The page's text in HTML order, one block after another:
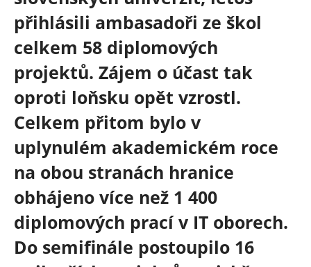
přihlásili ambasadoři ze škol
celkem 58 diplomových
projektů. Zájem o účast tak
oproti loňsku opět vzrostl.
Celkem přitom bylo v
uplynulém akademickém roce
na obou stranách hranice
obhájeno více než 1 400
diplomových prací v IT oborech.
Do semifinále postoupilo 16